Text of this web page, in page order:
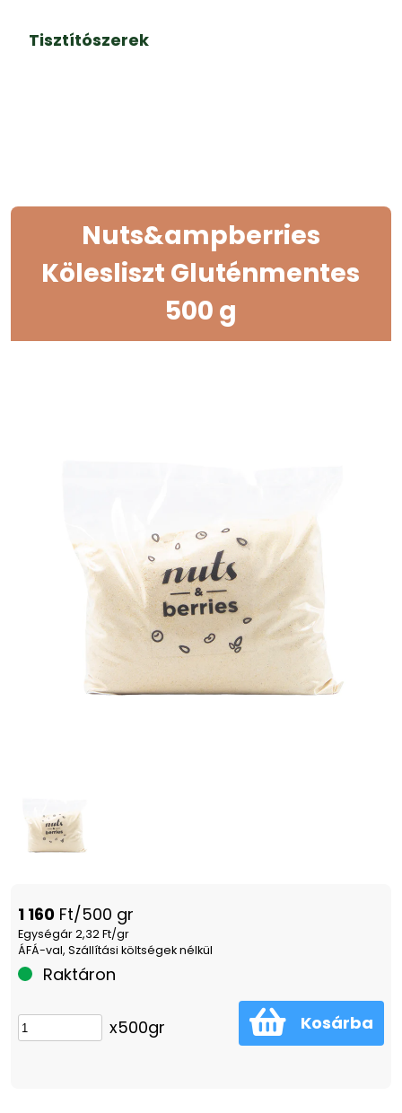
Tisztítószerek
Nuts&ampberries
Kölesliszt Gluténmentes
500 g
1 160 Ft/500 gr
Egységár 2,32 Ft/gr
ÁFÁ-val, Szállítási költségek nélkül
Raktáron
x500gr Kosárba